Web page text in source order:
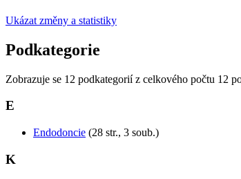
Ukázat změny a statistiky
Podkategorie
Zobrazuje se 12 podkategorií z celkového počtu 12
E
Endodoncie (28 str., 3 soub.)
K